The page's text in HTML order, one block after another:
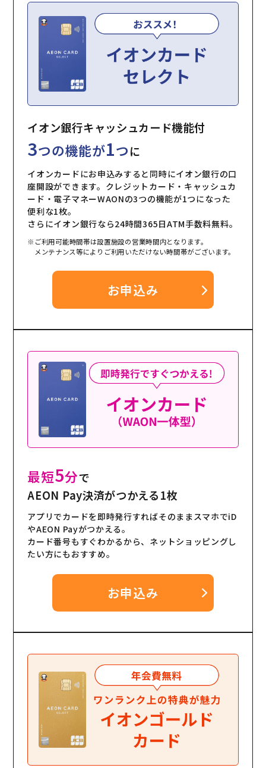
イオン銀行キャッシュカード機能付
3つの機能が1つに
イオンカードにお申込みすると同時にイオン銀行の口
座開設ができます。クレジットカード・キャッシュカ
ード・電子マネーWAONの3つの機能が1つになった
便利な1枚。
さらにイオン銀行なら24時間365日ATM手数料無料。
※ご利用可能時間帯は設置施設の営業時間内となります。
メンテナンス等によりご利用いただけない時間帯がございます。
お申込み
最短5分で
AEON Pay決済がつかえる1枚
アプリでカードを即時発行すればそのままスマホでiD
やAEON Payがつかえる。
カード番号もすぐわかるから、ネットショッピングし
たい方にもおすすめ。
お申込み